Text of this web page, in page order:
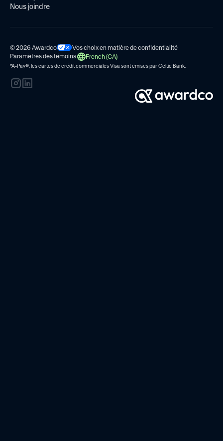
Nous joindre
© 2026 Awardco
Vos choix en matière de confidentialité
Paramètres des témoins
French (CA)
*A-Pay®, les cartes de crédit commerciales Visa sont émises parCeltic Bank.